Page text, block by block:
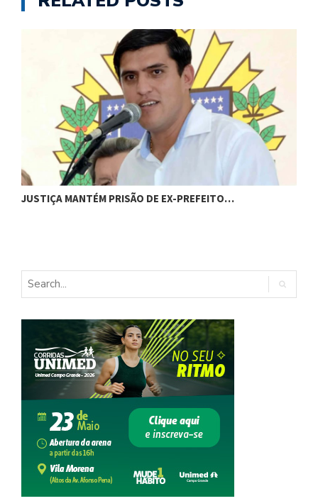
JUSTIÇA MANTÉM PRISÃO DE EX-PREFEITO…